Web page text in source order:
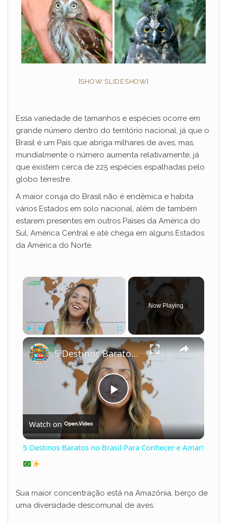
[SHOW SLIDESHOW]
Essa variedade de tamanhos e espécies ocorre em
grande número dentro do território nacional, já que o
Brasil é um País que abriga milhares de aves, mas,
mundialmente o número aumenta relativamente, já
que existem cerca de 225 espécies espalhadas pelo
globo terrestre.
A maior coruja do Brasil não é endêmica e habita
vários Estados em solo nacional, além de também
estarem presentes em outros Países da América do
Sul, América Central e até chega em alguns Estados
da América do Norte.
×
Fullscreen
Now Playing
×
P
l
y
5 Destinos Baratos no Brasil Para Conhecer e Amar!
Watch on
5 Destinos Baratos no Brasil Para Conhecer e Amar!
Sua maior concentração está na Amazônia, berço de
uma diversidade descomunal de aves.